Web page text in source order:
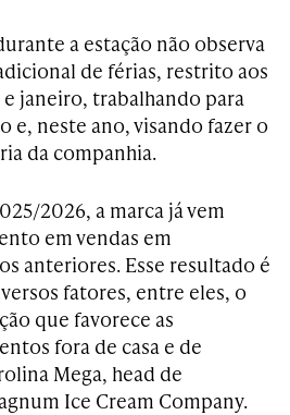
a estação não observa
de férias, restrito aos
janeiro, trabalhando para
e, neste ano, visando fazer o
da companhia.
2026, a marca já vem
em vendas em
anteriores. Esse resultado é
fatores, entre eles, o
que favorece as
fora de casa e de
Mega, head de
Ice Cream Company.